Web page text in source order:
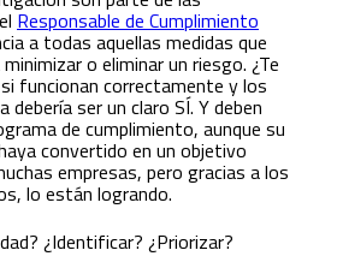
Responsable de Cumplimiento
a todas aquellas medidas que
o eliminar un riesgo. ¿Te
funcionan correctamente y los
debería ser un claro SÍ. Y deben
de cumplimiento, aunque su
convertido en un objetivo
empresas, pero gracias a los
lo están logrando.
¿Identificar? ¿Priorizar?